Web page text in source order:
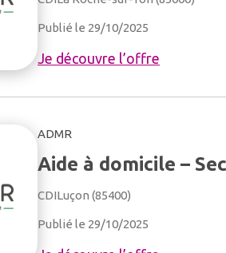
Publié le 29/10/2025
Je découvre l’offre
ADMR
Aide à domicile –
CDILuçon (85400)
Publié le 29/10/2025